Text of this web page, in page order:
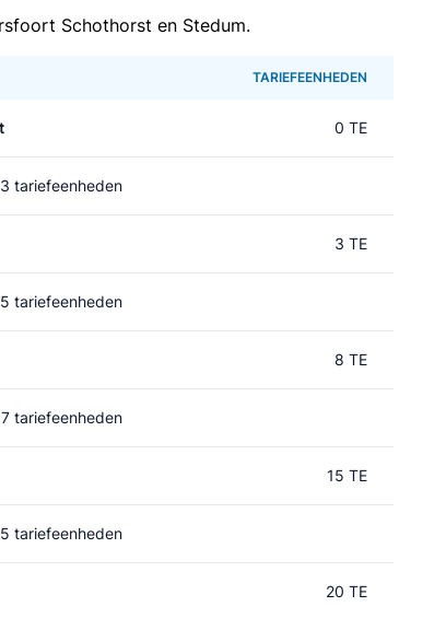
Schothorst en Stedum.
TARIEFEENHEDEN
0 TE
3 tariefeenheden
3 TE
5 tariefeenheden
8 TE
7 tariefeenheden
15 TE
5 tariefeenheden
20 TE